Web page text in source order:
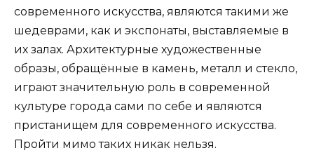
современного искусства, являются такими же
шедеврами, как и экспонаты, выставляемые в
их залах. Архитектурные художественные
образы, обращённые в камень, металл и стекло,
играют значительную роль в современной
культуре города сами по себе и являются
пристанищем для современного искусства.
Пройти мимо таких никак нельзя.